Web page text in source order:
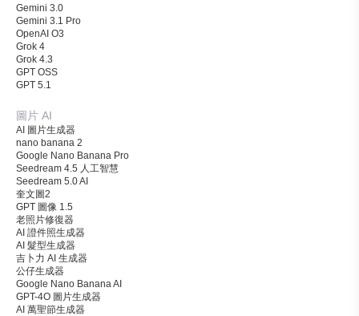
Gemini 3.0
Gemini 3.1 Pro
OpenAI O3
Grok 4
Grok 4.3
GPT OSS
GPT 5.1
圖片 AI
AI 圖片生成器
nano banana 2
Google Nano Banana Pro
Seedream 4.5 人工智慧
Seedream 5.0 AI
奎文圖2
GPT 圖像 1.5
老照片修復器
AI 證件照生成器
AI 髮型生成器
吉卜力 AI 生成器
公仔生成器
Google Nano Banana AI
GPT-4O 圖片生成器
AI 萬聖節生成器